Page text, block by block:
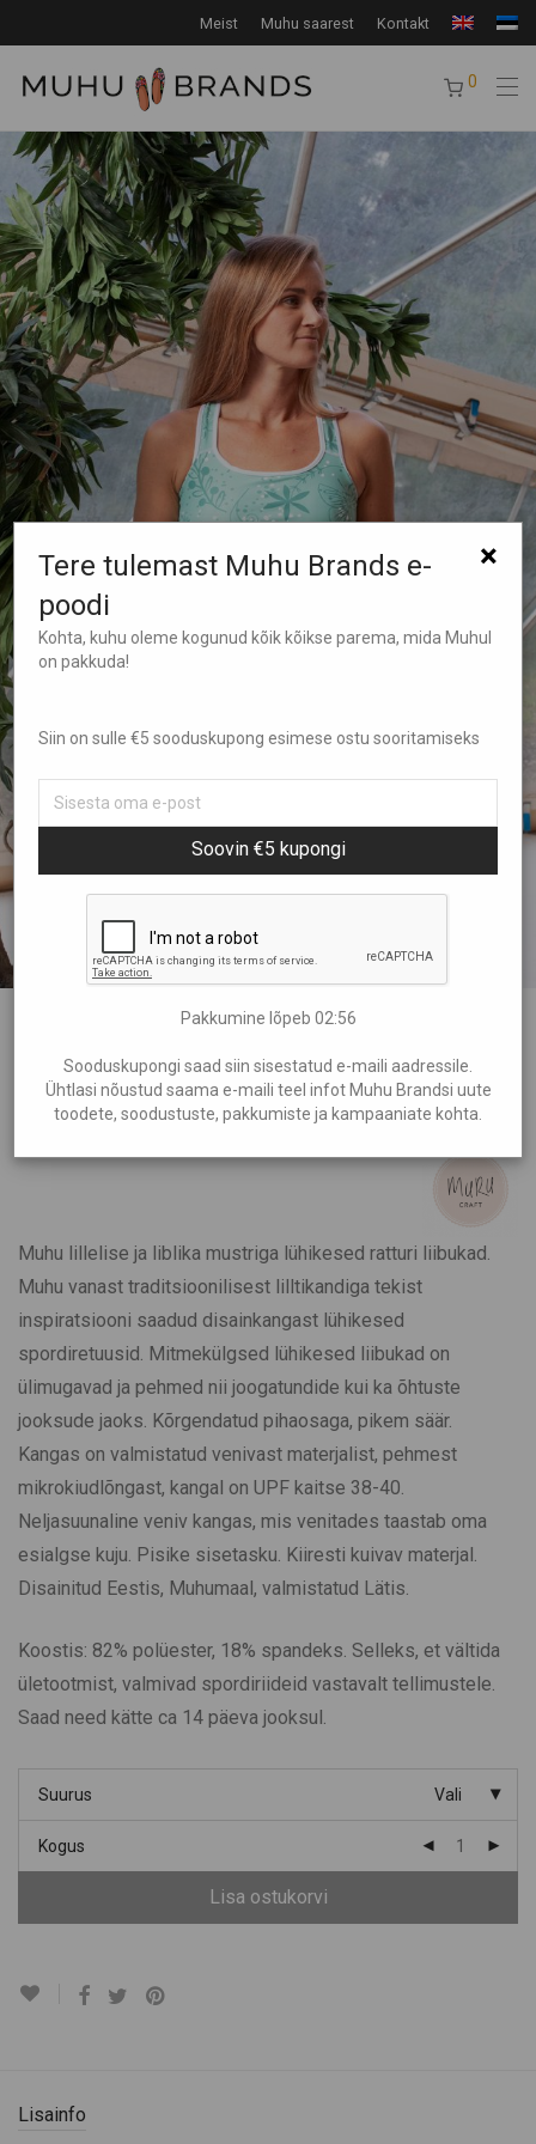
Meist Muhu saarest Kontakt
0
Lühikesed liibuvad retuusid Muhu
Lilled ja Liblikad
39,00
Muhu lillelise ja liblika mustriga lühikesed ratturi liibukad.
Muhu vanast traditsioonilisest lilltikandiga tekist
inspiratsiooni saadud disainkangast lühikesed
spordiretuusid. Mitmekülgsed lühikesed liibukad on
ülimugavad ja pehmed nii joogatundide kui ka õhtuste
jooksude jaoks. Kõrgendatud pihaosaga, pikem säär.
Kangas on valmistatud venivast materjalist, pehmest
mikrokiudlõngast, kangal on UPF kaitse 38-40.
Neljasuunaline veniv kangas, mis venitades taastab oma
esialgse kuju. Pisike sisetasku. Kiiresti kuivav materjal.
Disainitud Eestis, Muhumaal, valmistatud Lätis.
Koostis: 82% polüester, 18% spandeks. Selleks, et vältida
ületootmist, valmivad spordiriideid vastavalt tellimustele.
Saad need kätte ca 14 päeva jooksul.
Suurus Vali
Kogus
Lisa ostukorvi
Lisainfo
×
Tere tulemast Muhu Brands e-
poodi
Kohta, kuhu oleme kogunud kõik kõikse parema, mida Muhul
on pakkuda!
Siin on sulle €5 sooduskupong esimese ostu sooritamiseks
Soovin €5 kupongi
Pakkumine lõpeb 02:55
Sooduskupongi saad siin sisestatud e-maili aadressile.
Ühtlasi nõustud saama e-maili teel infot Muhu Brandsi uute
toodete, soodustuste, pakkumiste ja kampaaniate kohta.